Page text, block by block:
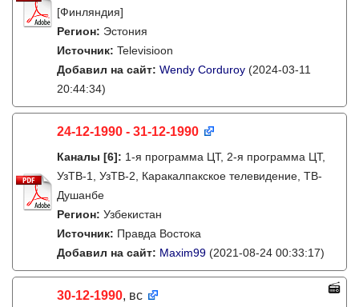
[Финляндия]
Регион: Эстония
Источник: Televisioon
Добавил на сайт: Wendy Corduroy (2024-03-11
20:44:34)
24-12-1990 - 31-12-1990
Каналы [6]: 1-я программа ЦТ, 2-я программа ЦТ,
УзТВ-1, УзТВ-2, Каракалпакское телевидение, ТВ-
Душанбе
Регион: Узбекистан
Источник: Правда Востока
Добавил на сайт: Maxim99 (2021-08-24 00:33:17)
30-12-1990, вс